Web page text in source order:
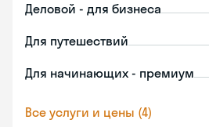
Деловой - для бизнеса
Для путешествий
Для начинающих - премиум
Все услуги и цены (4)